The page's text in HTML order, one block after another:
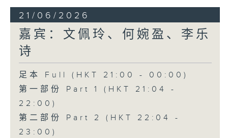
21/06/2026
嘉宾：文佩玲、何婉盈、李乐
诗
足本 Full (HKT 21:00 - 00:00)
第一部份 Part 1 (HKT 21:04 -
22:00)
第二部份 Part 2 (HKT 22:04 -
23:00)